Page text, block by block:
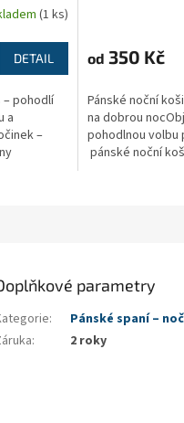
(1 ks)
DETAIL
– pohodlí
a
–
od 350 Kč
Pánské noční
na dobrou
pohodlnou volbu
pánské noční
parametry
:
Pánské spaní –
: 2 roky